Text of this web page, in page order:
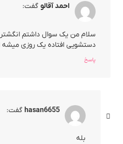
احمد آقالو گفت:
سلام من یک سوال داشتم
دستشویی افتاده یک روزی میشه
پاسخ
hasan6655 گفت:
بله